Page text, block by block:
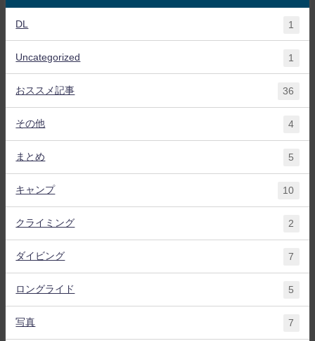
DL 1
Uncategorized 1
おススメ記事 36
その他 4
まとめ 5
キャンプ 10
クライミング 2
ダイビング 7
ロングライド 5
写真 7